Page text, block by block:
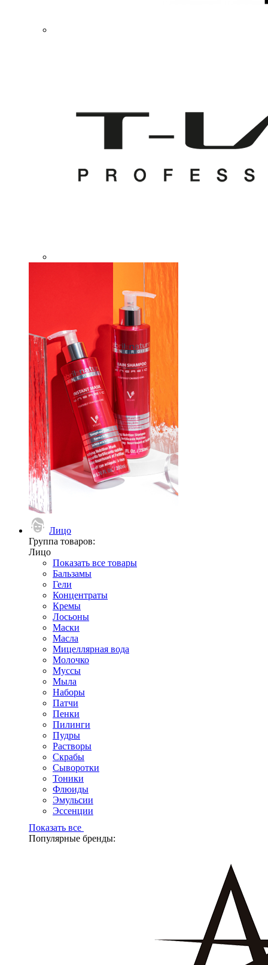
Лицо
Группа товаров:
Лицо
Показать все товары
Бальзамы
Гели
Концентраты
Кремы
Лосьоны
Маски
Масла
Мицеллярная вода
Молочко
Муссы
Мыла
Наборы
Патчи
Пенки
Пилинги
Пудры
Растворы
Скрабы
Сыворотки
Тоники
Флюиды
Эмульсии
Эссенции
Показать все
Популярные бренды: